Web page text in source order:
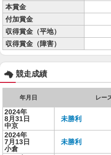
本賞金
付加賞金
収得賞金（平地）
収得賞金（障害）
競走成績
年月日 レー
2024年
8月31日
中京
未勝利
2024年
7月13日
小倉
未勝利